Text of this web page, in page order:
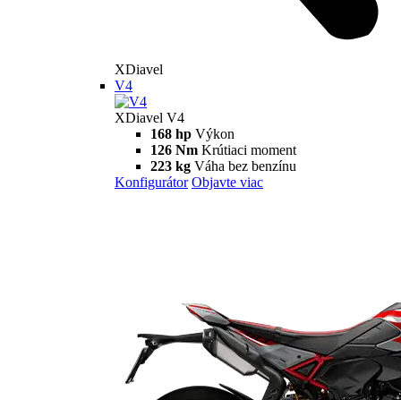
XDiavel
V4
XDiavel V4
168 hp Výkon
126 Nm Krútiaci moment
223 kg Váha bez benzínu
Konfigurátor Objavte viac